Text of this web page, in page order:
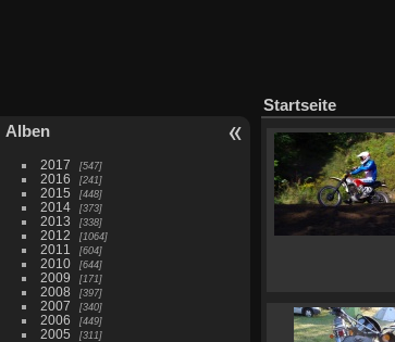
Alben
2017 547
2016 241
2015 448
2014 373
2013 338
2012 1064
2011 604
2010 644
2009 171
2008 397
2007 340
2006 449
2005 311
Startseite